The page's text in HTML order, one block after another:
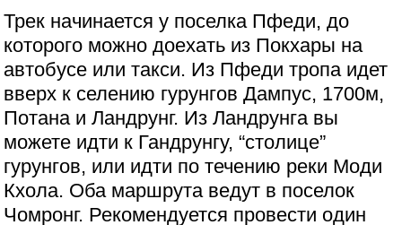
Трек начинается у поселка Пфеди, до
которого можно доехать из Покхары на
автобусе или такси. Из Пфеди тропа идет
вверх к селению гурунгов Дампус, 1700м,
Потана и Ландрунг. Из Ландрунга вы
можете идти к Гандрунгу, “столице”
гурунгов, или идти по течению реки Моди
Кхола. Оба маршрута ведут в поселок
Чомронг. Рекомендуется провести один